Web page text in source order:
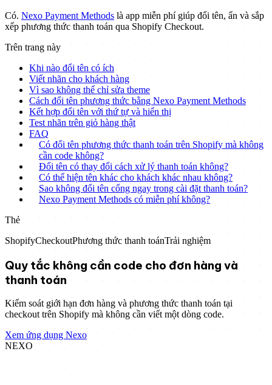
Có. Nexo Payment Methods là app miễn phí giúp đổi tên, ẩn và sắp
xếp phương thức thanh toán qua Shopify Checkout.
Trên trang này
Khi nào đổi tên có ích
Viết nhãn cho khách hàng
Vì sao không thể chỉ sửa theme
Cách đổi tên phương thức bằng Nexo Payment Methods
Kết hợp đổi tên với thứ tự và hiển thị
Test nhãn trên giỏ hàng thật
FAQ
Có đổi tên phương thức thanh toán trên Shopify mà không
cần code không?
Đổi tên có thay đổi cách xử lý thanh toán không?
Có thể hiện tên khác cho khách khác nhau không?
Sao không đổi tên cổng ngay trong cài đặt thanh toán?
Nexo Payment Methods có miễn phí không?
Thẻ
ShopifyCheckoutPhương thức thanh toánTrải nghiệm
Quy tắc không cần code cho đơn hàng và
thanh toán
Kiểm soát giới hạn đơn hàng và phương thức thanh toán tại
checkout trên Shopify mà không cần viết một dòng code.
Xem ứng dụng Nexo
NEXO